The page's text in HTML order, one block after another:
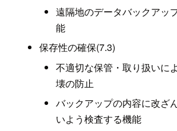
遠隔地のデータバックアッ
能
保存性の確保(7.3)
不適切な保管・取り扱いに
壊の防止
バックアップの内容に改ざ
いよう検査する機能